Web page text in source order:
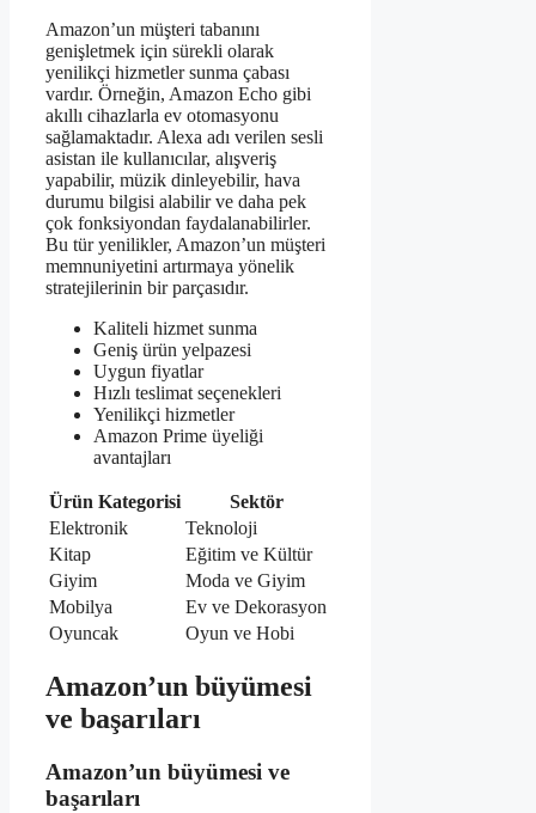
Amazon’un müşteri tabanını
genişletmek için sürekli olarak
yenilikçi hizmetler sunma çabası
vardır. Örneğin, Amazon Echo gibi
akıllı cihazlarla ev otomasyonu
sağlamaktadır. Alexa adı verilen sesli
asistan ile kullanıcılar, alışveriş
yapabilir, müzik dinleyebilir, hava
durumu bilgisi alabilir ve daha pek
çok fonksiyondan faydalanabilirler.
Bu tür yenilikler, Amazon’un müşteri
memnuniyetini artırmaya yönelik
stratejilerinin bir parçasıdır.
Kaliteli hizmet sunma
Geniş ürün yelpazesi
Uygun fiyatlar
Hızlı teslimat seçenekleri
Yenilikçi hizmetler
Amazon Prime üyeliği
avantajları
Ürün Kategorisi
Sektör
Elektronik
Teknoloji
Kitap
Eğitim ve Kültür
Giyim
Moda ve Giyim
Mobilya
Ev ve Dekorasyon
Oyuncak
Oyun ve Hobi
Amazon’un büyümesi
ve başarıları
Amazon’un büyümesi ve
başarıları